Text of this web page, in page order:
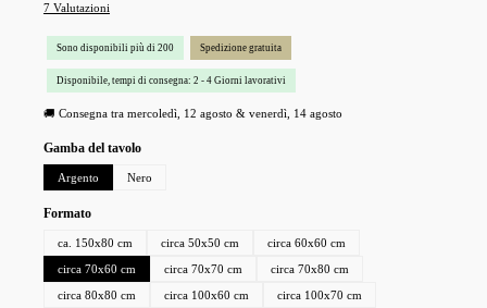
Valutazione media di 5 su 5 stelle
7 Valutazioni
Sono disponibili più di 200 Spedizione gratuita
Disponibile, tempi di consegna: 2 - 4 Giorni lavorativi
🚚 Consegna tra mercoledì, 12 agosto & venerdì, 14 agosto
Seleziona
Gamba del tavolo
Argento Nero
Seleziona
Formato
ca. 150x80 cm circa 50x50 cm circa 60x60 cm
circa 70x60 cm circa 70x70 cm circa 70x80 cm
circa 80x80 cm circa 100x60 cm circa 100x70 cm